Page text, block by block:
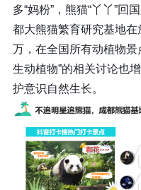
多“妈粉”，熊猫“丫丫”回
都大熊猫繁育研究基地
万，在全国所有动植物景
生动植物”的相关讨论也
护意识自然生长。